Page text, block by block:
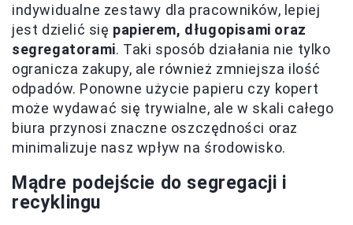
indywidualne zestawy dla pracowników, lepiej
jest dzielić się papierem, długopisami oraz
segregatorami. Taki sposób działania nie tylko
ogranicza zakupy, ale również zmniejsza ilość
odpadów. Ponowne użycie papieru czy kopert
może wydawać się trywialne, ale w skali całego
biura przynosi znaczne oszczędności oraz
minimalizuje nasz wpływ na środowisko.
Mądre podejście do segregacji i
recyklingu